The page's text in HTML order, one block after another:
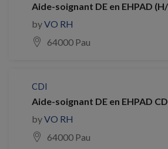
Aide-soignant DE en EHPAD
byVO RH
64000 Pau
CDI
Aide-soignant DE en EHPAD
byVO RH
64000 Pau